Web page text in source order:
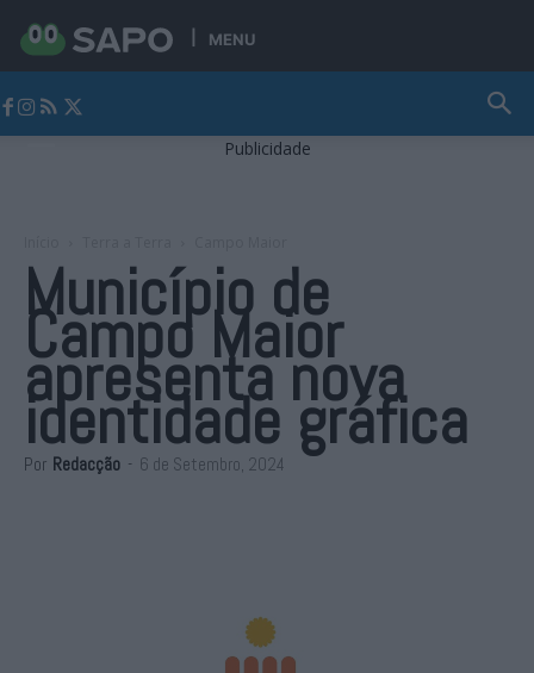
MENU
Publicidade
Município de
Campo Maior
apresenta nova
identidade gráfica
Por Redacção - 6 de Setembro, 2024